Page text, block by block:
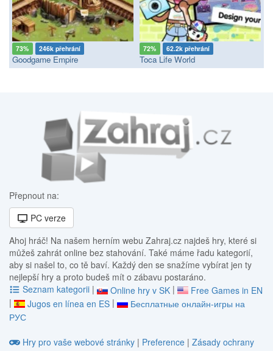
73% 246k přehrání
Goodgame Empire
72% 62.2k přehrání
Toca Life World
Přepnout na:
PC verze
Ahoj hráč! Na našem herním webu Zahraj.cz najdeš hry, které si
můžeš zahrát online bez stahování. Také máme řadu kategorií,
aby si našel to, co tě baví. Každý den se snažíme vybírat jen ty
nejlepší hry a proto budeš mít o zábavu postaráno.
Seznam kategorii | Online hry v SK |
Free Games in EN
|
Jugos en línea en ES |
Бесплатные онлайн-игры на
РУС
Hry pro vaše webové stránky | Preference | Zásady ochrany